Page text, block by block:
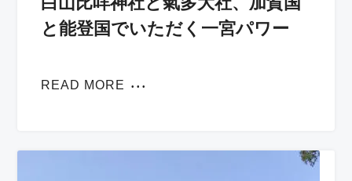
と能登国でいただく一宮パワー
READ MORE